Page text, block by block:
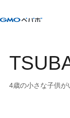
4歳の小さな子供が